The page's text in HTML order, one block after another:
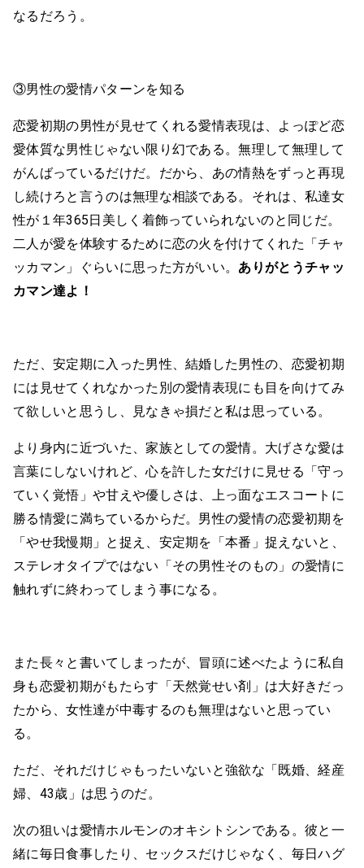
なるだろう。
③男性の愛情パターンを知る
恋愛初期の男性が見せてくれる愛情表現は、よっぽど恋
愛体質な男性じゃない限り幻である。無理して無理して
がんばっているだけだ。だから、あの情熱をずっと再現
し続けろと言うのは無理な相談である。それは、私達女
性が１年365日美しく着飾っていられないのと同じだ。
二人が愛を体験するために恋の火を付けてくれた「チャ
ッカマン」ぐらいに思った方がいい。 ありがとうチャッ
カマン達よ！
ただ、安定期に入った男性、結婚した男性の、恋愛初期
には見せてくれなかった別の愛情表現にも目を向けてみ
て欲しいと思うし、見なきゃ損だと私は思っている。
より身内に近づいた、家族としての愛情。大げさな愛は
言葉にしないけれど、心を許した女だけに見せる「守っ
ていく覚悟」や甘えや優しさは、上っ面なエスコートに
勝る情愛に満ちているからだ。男性の愛情の恋愛初期を
「やせ我慢期」と捉え、安定期を「本番」捉えないと、
ステレオタイプではない「その男性そのもの」の愛情に
触れずに終わってしまう事になる。
また長々と書いてしまったが、冒頭に述べたように私自
身も恋愛初期がもたらす「天然覚せい剤」は大好きだっ
たから、女性達が中毒するのも無理はないと思ってい
る。
ただ、それだけじゃもったいないと強欲な「既婚、経産
婦、43歳」は思うのだ。
次の狙いは愛情ホルモンのオキシトシンである。彼と一
緒に毎日食事したり、セックスだけじゃなく、毎日ハグ